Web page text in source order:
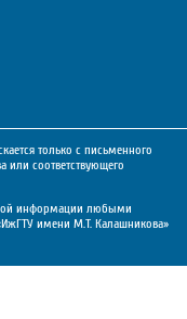
только с письменного
соответствующего
информации любыми
имени М.Т. Калашникова»